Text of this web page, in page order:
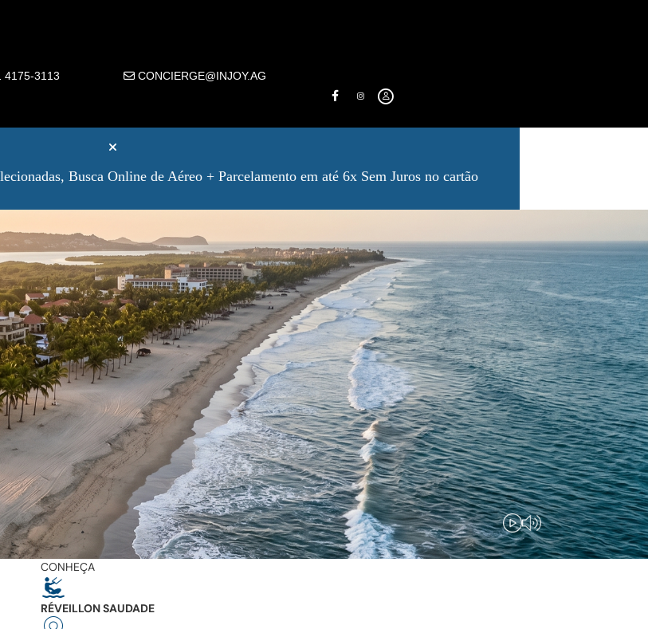
4175-3113 CONCIERGE@INJOY.AG
Busca Online de Aéreo + Parcelamento em até 6x Sem Juros no cartão
CONHEÇA
RÉVEILLON SAUDADE